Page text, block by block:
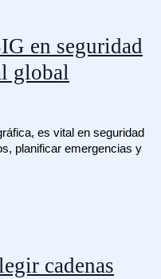
en seguridad
global
es vital en seguridad
planificar emergencias y
cadenas